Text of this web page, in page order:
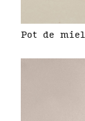
Pot de